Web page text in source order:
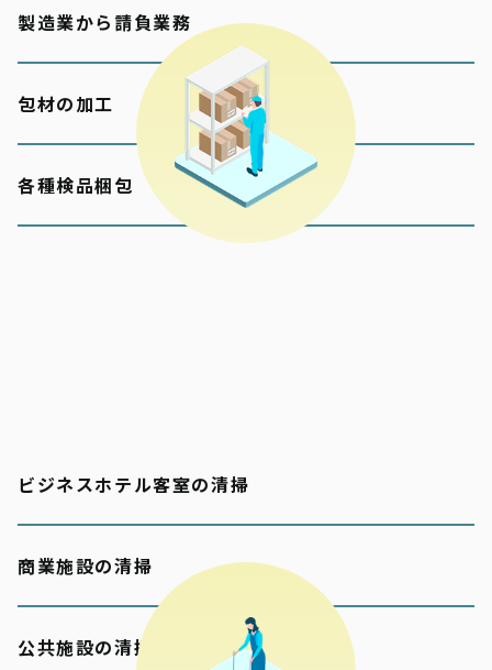
製造業から請負業務
包材の加工
各種検品梱包
ビジネスホテル客室の清掃
商業施設の清掃
公共施設の清掃